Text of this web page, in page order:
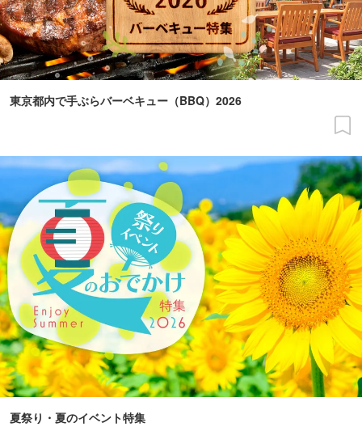
東京都内で手ぶらバーベキュー（BBQ）2026
夏祭り・夏のイベント特集